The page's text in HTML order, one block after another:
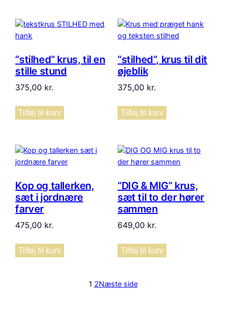
“stilhed” krus, til en
stille stund
375,00 kr.
Tilføj til kurv
“stilhed”, krus til dit
øjeblik
375,00 kr.
Tilføj til kurv
Kop og tallerken,
sæt i jordnære
farver
475,00 kr.
Tilføj til kurv
“DIG & MIG” krus,
sæt til to der hører
sammen
649,00 kr.
Tilføj til kurv
1 2Næste side